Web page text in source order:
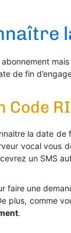
de fin
Code
la date
vocal vous
un SMS
faire une
plus, comme
.